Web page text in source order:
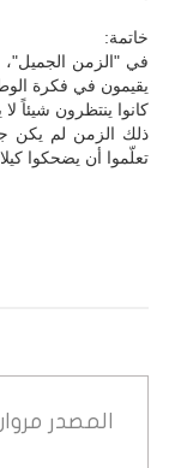
خاتمة:
في "الزمن الجميل"،
يقيمون في فكرة
كانوا ينتظرون شيئاً
ذلك الزمن لم يكن
تعلّموا أن يضحكوا كيلا
المصدر